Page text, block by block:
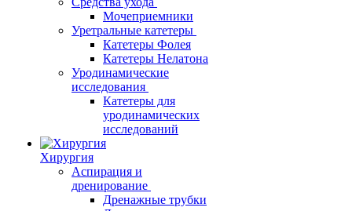
Мочеприемники
Уретральные катетеры
Катетеры Фолея
Катетеры Нелатона
Уродинамические
исследования
Катетеры для
уродинамических
исследований
Хирургия
Аспирация и
дренирование
Дренажные трубки